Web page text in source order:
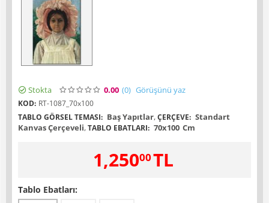
Stokta 0.00 (0) Görüşünü yaz
KOD: RT-1087_70x100
TABLO GÖRSEL TEMASI: Baş Yapıtlar,ÇERÇEVE: Standart
Kanvas Çerçeveli,TABLO EBATLARI: 70x100 Cm
1,25000TL
Tablo Ebatları: